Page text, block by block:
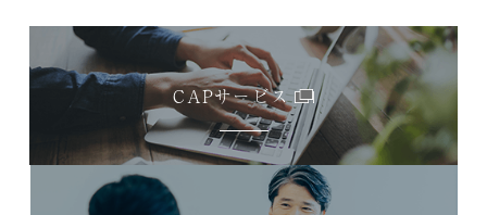
CAPサービス